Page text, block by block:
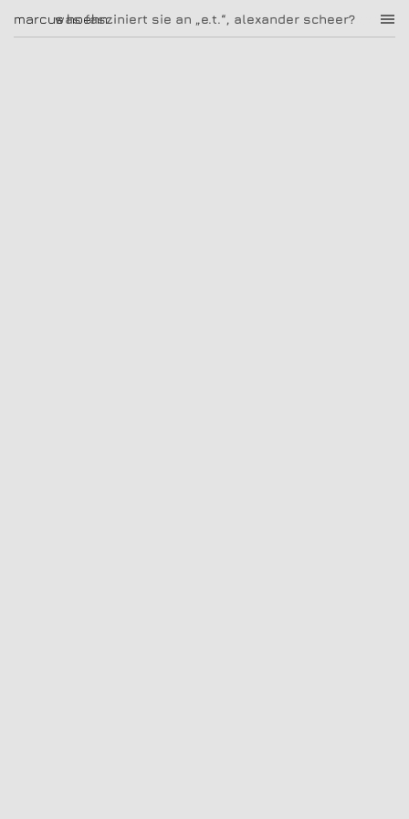
was fasziniert sie an „e.t.“, alexander scheer?
marcus hoehn marcus hoehn
|